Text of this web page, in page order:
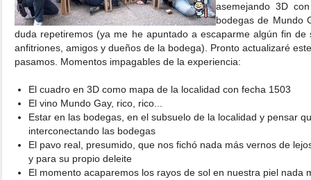
asemejando 3D
bodegas de Mundo
duda repetiremos (ya me he apuntado a escaparme algún fin
anfitriones, amigos y dueños de la bodega). Pronto actualizaré
pasamos. Momentos impagables de la experiencia:
El cuadro en 3D como mapa de la localidad con fecha 1503
El vino Mundo Gay, rico, rico...
Estar en las bodegas, en el subsuelo de la localidad y pensar
interconectando las bodegas
El pavo real, presumido, que nos fichó nada más vernos de
y para su propio deleite
El momento acaparemos los rayos de sol en nuestra piel nada